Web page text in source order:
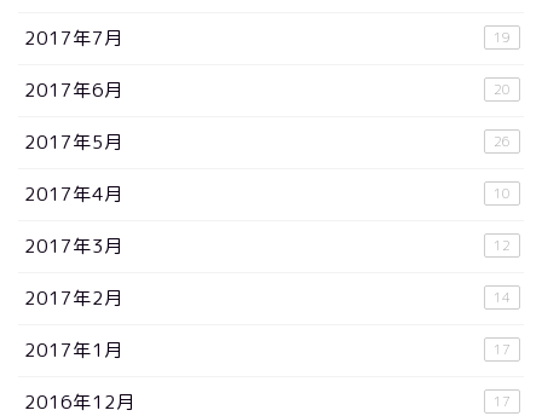
2017年7月 19
2017年6月 20
2017年5月 26
2017年4月 10
2017年3月 12
2017年2月 14
2017年1月 17
2016年12月 17